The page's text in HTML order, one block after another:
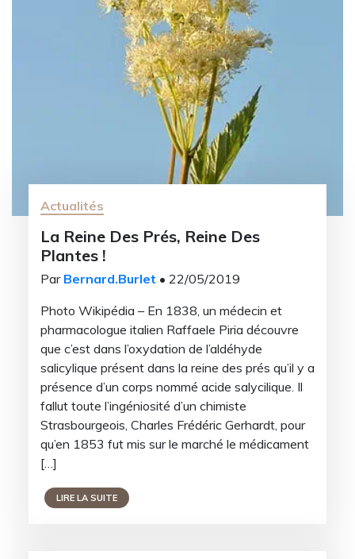
Actualités
La Reine Des Prés, Reine Des
Plantes !
Par Bernard.Burlet • 22/05/2019
Photo Wikipédia – En 1838, un médecin et
pharmacologue italien Raffaele Piria découvre
que c’est dans l’oxydation de l’aldéhyde
salicylique présent dans la reine des prés qu’il y a
présence d’un corps nommé acide salycilique. Il
fallut toute l’ingéniosité d’un chimiste
Strasbourgeois, Charles Frédéric Gerhardt, pour
qu’en 1853 fut mis sur le marché le médicament
[…]
LIRE LA SUITE